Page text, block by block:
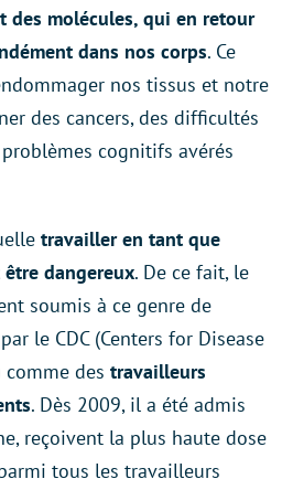
des molécules, qui en retour
dans nos corps. Ce
nos tissus et notre
des cancers, des difficultés
cognitifs avérés
travailler en tant que
dangereux. De ce fait, le
soumis à ce genre de
le CDC (Centers for Disease
des travailleurs
. Dès 2009, il a été admis
reçoivent la plus haute dose
tous les travailleurs